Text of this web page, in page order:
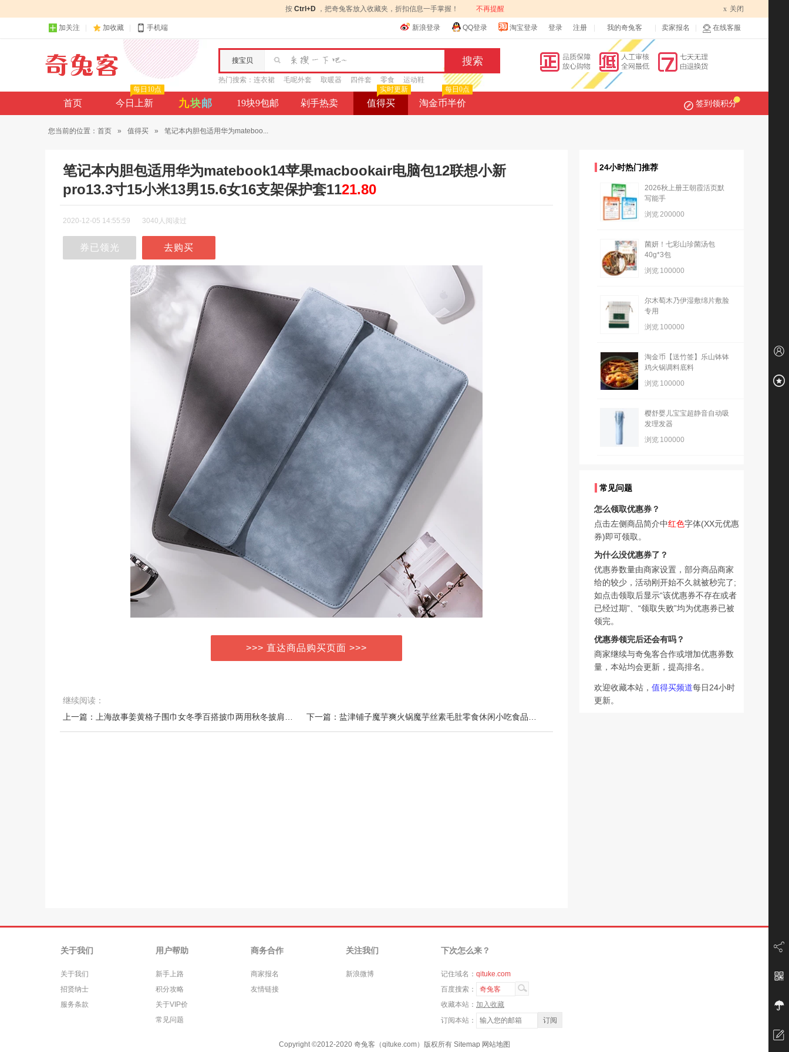
按 Ctrl+D ，把奇兔客放入收藏夹，折扣信息一手掌握！ 不再提醒 x 关闭
加关注 加收藏 手机端 新浪登录 QQ登录 淘宝登录 登录 注册 我的奇兔客 卖家报名 在线客服
搜宝贝
热门搜索： 连衣裙 毛呢外套 取暖器 四件套 零食 运动鞋
首页 今日上新
每日10点
九块邮 19块9包邮 剁手热卖 值得买
实时更新
淘金币半价
每日0点
签到领积分
您当前的位置： 首页 » 值得买 » 笔记本内胆包适用华为mateboo...
笔记本内胆包适用华为matebook14苹果macbookair电脑包12联想小新
pro13.3寸15小米13男15.6女16支架保护套1121.80
2020-12-05 14:55:59 3040人阅读过
券已领光 去购买
>>> 直达商品购买页面 >>>
继续阅读：
24小时热门推荐
2026秋上册王朝霞活页默
写能手
浏览200000
菌妍！七彩山珍菌汤包
40g*3包
浏览 100000
尔木萄木乃伊湿敷绵片敷脸
专用
浏览 100000
淘金币【送竹签】乐山钵钵
鸡火锅调料底料
浏览 100000
樱舒婴儿宝宝超静音自动吸
发理发器
浏览 100000
常见问题
怎么领取优惠券？
点击左侧商品简介中红色字体(XX元优惠
券)即可领取。
为什么没优惠券了？
优惠券数量由商家设置，部分商品商家
给的较少，活动刚开始不久就被秒完了;
如点击领取后显示“该优惠券不存在或者
已经过期”、“领取失败”均为优惠券已被
领完。
优惠券领完后还会有吗？
商家继续与奇兔客合作或增加优惠券数
量，本站均会更新，提高排名。
欢迎收藏本站， 值得买频道每日24小时
更新。
关于我们
关于我们
招贤纳士
服务条款
用户帮助
新手上路
积分攻略
关于VIP价
常见问题
商务合作
商家报名
友情链接
关注我们
新浪微博
下次怎么来？
记住域名： qituke.com
百度搜索：
奇兔客
收藏本站： 加入收藏
订阅本站：
Copyright ©2012-2020 奇兔客（qituke.com）版权所有 Sitemap 网站地图